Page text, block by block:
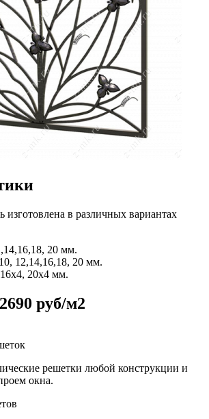
изготовлена в различных вариантах
20 мм.
12,14,16,18, 20 мм.
20x4 мм.
2690 руб/м2
решетки любой конструкции и
окна.